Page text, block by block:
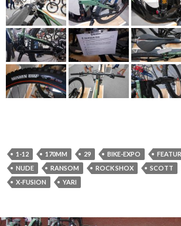
1-12 170MM 29 BIKE-EXPO
NUDE
RANSOM ROCK SHOX SCOTT
X-FUSION
YARI